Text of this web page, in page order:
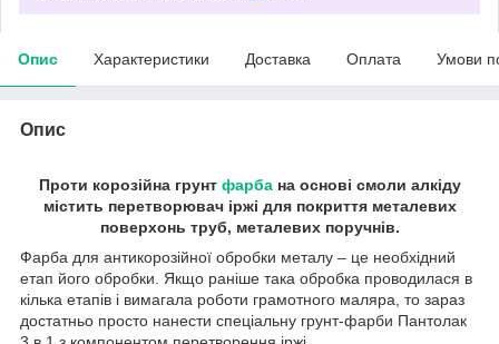
Опис Характеристики Доставка Оплата Умови
Опис
Проти корозійна грунт фарбана основі смоли алкіду
містить перетворювач іржі для покриття металевих
поверхонь труб, металевих поручнів.
Фарба для антикорозійної обробки металу – це необхідний
етап його обробки. Якщо раніше така обробка проводилася в
кілька етапів і вимагала роботи грамотного маляра, то зараз
достатньо просто нанести спеціальну грунт-фарби Пантолак